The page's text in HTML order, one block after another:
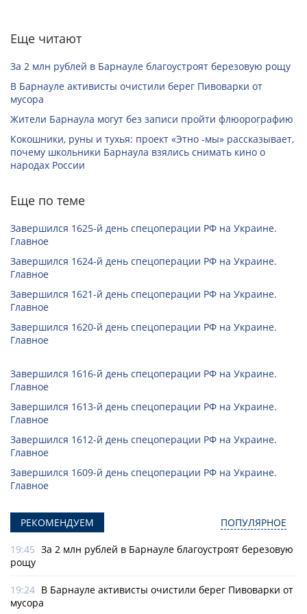
Еще читают
За 2 млн рублей в Барнауле благоустроят березовую рощу
В Барнауле активисты очистили берег Пивоварки от
мусора
Жители Барнаула могут без записи пройти флюорографию
Кокошники, руны и тухья: проект «Этно -мы» рассказывает,
почему школьники Барнаула взялись снимать кино о
народах России
Еще по теме
Завершился 1625-й день спецоперации РФ на Украине.
Главное
Завершился 1624-й день спецоперации РФ на Украине.
Главное
Завершился 1621-й день спецоперации РФ на Украине.
Главное
Завершился 1620-й день спецоперации РФ на Украине.
Главное
Завершился 1616-й день спецоперации РФ на Украине.
Главное
Завершился 1613-й день спецоперации РФ на Украине.
Главное
Завершился 1612-й день спецоперации РФ на Украине.
Главное
Завершился 1609-й день спецоперации РФ на Украине.
Главное
РЕКОМЕНДУЕМ ПОПУЛЯРНОЕ
19:45 За 2 млн рублей в Барнауле благоустроят березовую
рощу
19:24 В Барнауле активисты очистили берег Пивоварки от
мусора